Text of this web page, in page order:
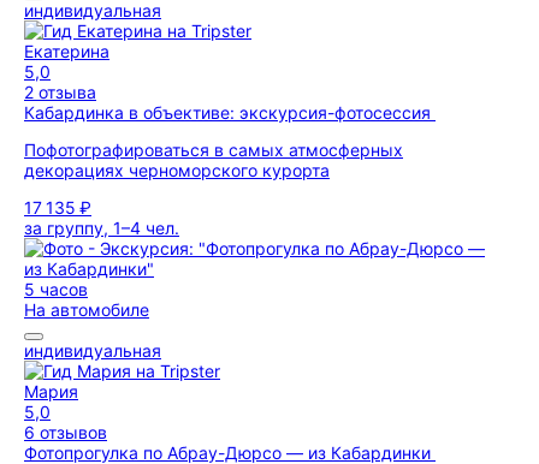
индивидуальная
Екатерина
5,0
2 отзыва
Кабардинка в объективе: экскурсия-фотосессия
Пофотографироваться в самых атмосферных
декорациях черноморского курорта
17 135 ₽
за группу, 1–4 чел.
5 часов
На автомобиле
индивидуальная
Мария
5,0
6 отзывов
Фотопрогулка по Абрау-Дюрсо — из Кабардинки